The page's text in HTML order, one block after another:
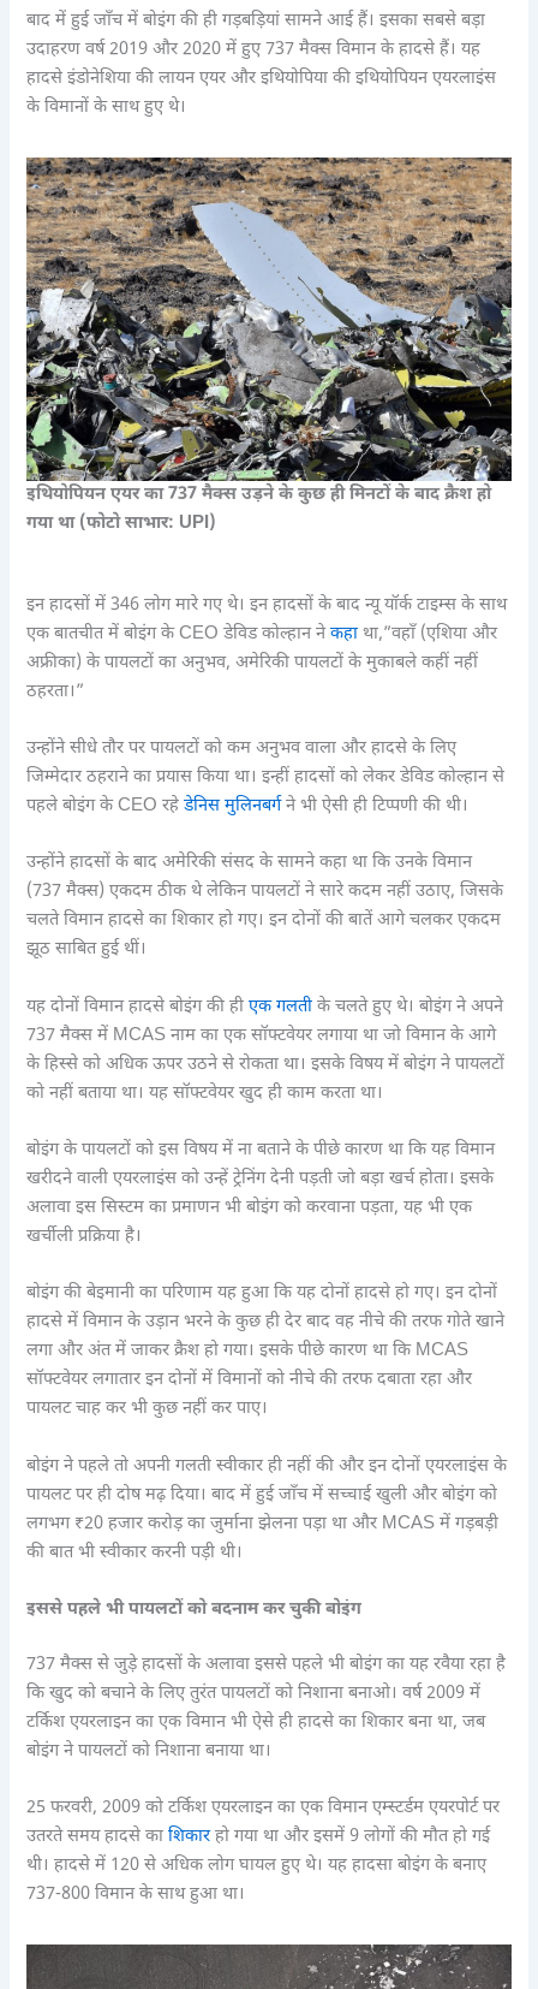
बाद में हुई जाँच में बोइंग की ही गड़बड़ियां सामने आई हैं। इसका सबसे बड़ा
उदाहरण वर्ष 2019 और 2020 में हुए 737 मैक्स विमान के हादसे हैं। यह
हादसे इंडोनेशिया की लायन एयर और इथियोपिया की इथियोपियन एयरलाइंस
के विमानों के साथ हुए थे।
इथियोपियन एयर का 737 मैक्स उड़ने के कुछ ही मिनटों के बाद क्रैश हो
गया था (फोटो साभार: UPI)
इन हादसों में 346 लोग मारे गए थे। इन हादसों के बाद न्यू यॉर्क टाइम्स के साथ
एक बातचीत में बोइंग के CEO डेविड कोल्हान नेकहाथा,”वहाँ (एशिया और
अफ्रीका) के पायलटों का अनुभव, अमेरिकी पायलटों के मुकाबले कहीं नहीं
ठहरता।”
उन्होंने सीधे तौर पर पायलटों को कम अनुभव वाला और हादसे के लिए
जिम्मेदार ठहराने का प्रयास किया था। इन्हीं हादसों को लेकर डेविड कोल्हान से
पहले बोइंग के CEO रहेडेनिस मुलिनबर्गने भी ऐसी ही टिप्पणी की थी।
उन्होंने हादसों के बाद अमेरिकी संसद के सामने कहा था कि उनके विमान
(737 मैक्स) एकदम ठीक थे लेकिन पायलटों ने सारे कदम नहीं उठाए, जिसके
चलते विमान हादसे का शिकार हो गए। इन दोनों की बातें आगे चलकर एकदम
झूठ साबित हुई थीं।
यह दोनों विमान हादसे बोइंग की हीएक गलती के चलते हुए थे। बोइंग ने अपने
737 मैक्स में MCAS नाम का एक सॉफ्टवेयर लगाया था जो विमान के आगे
के हिस्से को अधिक ऊपर उठने से रोकता था। इसके विषय में बोइंग ने पायलटों
को नहीं बताया था। यह सॉफ्टवेयर खुद ही काम करता था।
बोइंग के पायलटों को इस विषय में ना बताने के पीछे कारण था कि यह विमान
खरीदने वाली एयरलाइंस को उन्हें ट्रेनिंग देनी पड़ती जो बड़ा खर्च होता। इसके
अलावा इस सिस्टम का प्रमाणन भी बोइंग को करवाना पड़ता, यह भी एक
खर्चीली प्रक्रिया है।
बोइंग की बेइमानी का परिणाम यह हुआ कि यह दोनों हादसे हो गए। इन दोनों
हादसे में विमान के उड़ान भरने के कुछ ही देर बाद वह नीचे की तरफ गोते खाने
लगा और अंत में जाकर क्रैश हो गया। इसके पीछे कारण था कि MCAS
सॉफ्टवेयर लगातार इन दोनों में विमानों को नीचे की तरफ दबाता रहा और
पायलट चाह कर भी कुछ नहीं कर पाए।
बोइंग ने पहले तो अपनी गलती स्वीकार ही नहीं की और इन दोनों एयरलाइंस के
पायलट पर ही दोष मढ़ दिया। बाद में हुई जाँच में सच्चाई खुली और बोइंग को
लगभग ₹20 हजार करोड़ का जुर्माना झेलना पड़ा था और MCAS में गड़बड़ी
की बात भी स्वीकार करनी पड़ी थी।
इससे पहले भी पायलटों को बदनाम कर चुकी बोइंग
737 मैक्स से जुड़े हादसों के अलावा इससे पहले भी बोइंग का यह रवैया रहा है
कि खुद को बचाने के लिए तुरंत पायलटों को निशाना बनाओ। वर्ष 2009 में
टर्किश एयरलाइन का एक विमान भी ऐसे ही हादसे का शिकार बना था, जब
बोइंग ने पायलटों को निशाना बनाया था।
25 फरवरी, 2009 को टर्किश एयरलाइन का एक विमान एम्स्टर्डम एयरपोर्ट पर
उतरते समय हादसे काशिकारहो गया था और इसमें 9 लोगों की मौत हो गई
थी। हादसे में 120 से अधिक लोग घायल हुए थे। यह हादसा बोइंग के बनाए
737-800 विमान के साथ हुआ था।